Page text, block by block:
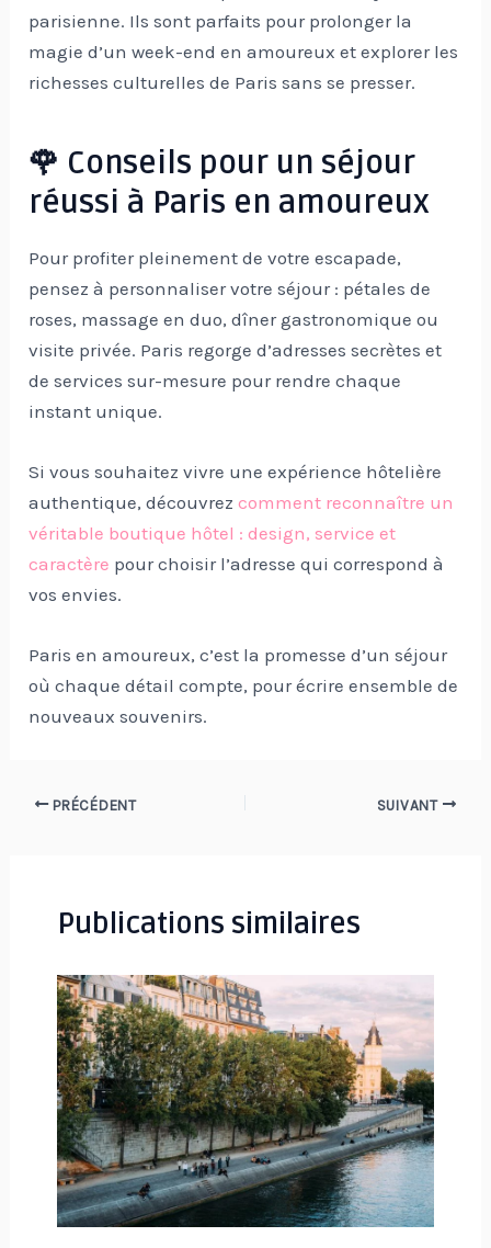
parisienne. Ils sont parfaits pour prolonger la
magie d’un week-end en amoureux et explorer les
richesses culturelles de Paris sans se presser.
🌹 Conseils pour un séjour
réussi à Paris en amoureux
Pour profiter pleinement de votre escapade,
pensez à personnaliser votre séjour : pétales de
roses, massage en duo, dîner gastronomique ou
visite privée. Paris regorge d’adresses secrètes et
de services sur-mesure pour rendre chaque
instant unique.
Si vous souhaitez vivre une expérience hôtelière
authentique, découvrezcomment reconnaître un
véritable boutique hôtel : design, service et
caractère pour choisir l’adresse qui correspond à
vos envies.
Paris en amoureux, c’est la promesse d’un séjour
où chaque détail compte, pour écrire ensemble de
nouveaux souvenirs.
Navigation
PRÉCÉDENT SUIVANT
Publications similaires